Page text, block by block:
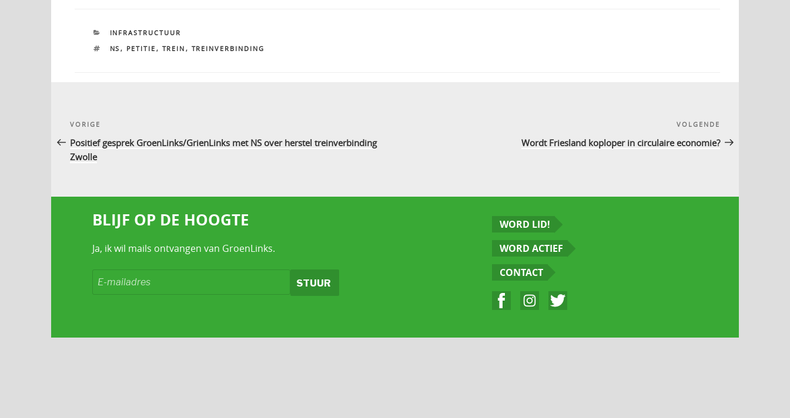
CATEGORIEËN
INFRASTRUCTUUR
TAGS
NS , PETITIE , TREIN , TREINVERBINDING
Bericht
navigatie
Vorig
bericht
VORIGE
Positief gesprek GroenLinks/GrienLinks met NS over herstel treinverbinding
Zwolle
bericht
VOLGENDE
Wordt Friesland koploper in circulaire economie?
BLIJF OP DE HOOGTE
Ja, ik wil mails ontvangen van GroenLinks.
WORD LID!
WORD ACTIEF
CONTACT